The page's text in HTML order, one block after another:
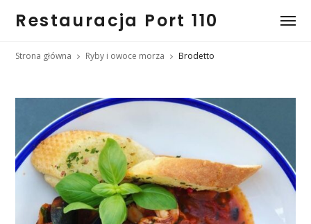
Restauracja Port 110
Strona główna Ryby i owoce morza Brodetto